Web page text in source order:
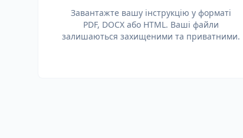
Завантажте вашу інструкцію у форматі
PDF, DOCX або HTML. Ваші файли
залишаються захищеними та приватними.